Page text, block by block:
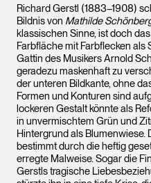
Richard Gerstl (1883–1908)
Bildnis von Mathilde
klassischen Sinne, ist doch
Farbfläche mit Farbflecken
Gattin des Musikers Arnold
geradezu maskenhaft zu
der unteren Bildkante, ohne
Formen und Konturen sind
lockeren Gestalt könnte als
in unvermischtem Grün und
Hintergrund als
bestimmt durch die heftig
erregte Malweise. Sogar die
Gerstls tragische